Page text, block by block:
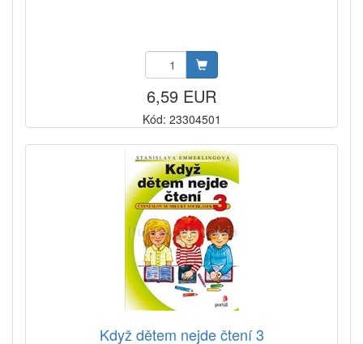
6,59 EUR
Kód: 23304501
Když dětem nejde čtení 3